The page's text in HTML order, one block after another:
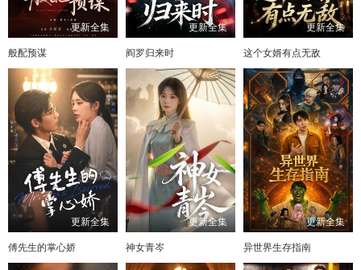
更新全集
般配预谋
更新全集
阎罗归来时
更新全集
这个女婿有点无敌
更新全集
傅先生的掌心娇
更新全集
神女青岑
更新全集
异世界生存指南